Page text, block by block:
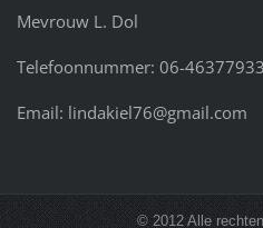
Mevrouw L. Dol
Telefoonnummer: 06-46377933
Email: lindakiel76@gmail.com
© 2012 Alle